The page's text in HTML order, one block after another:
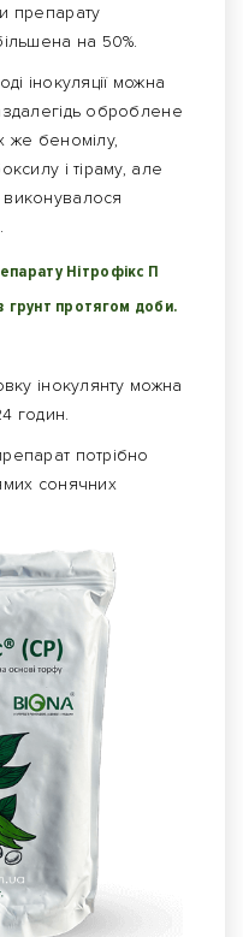
препарату
на 50%.
інокуляції можна
оброблене
же беномілу,
і тіраму, але
Нітрофікс П
грунт протягом доби.
інокулянту можна
годин.
потрібно
сонячних